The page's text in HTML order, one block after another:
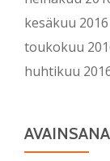
kesäkuu 2016
toukokuu
huhtikuu